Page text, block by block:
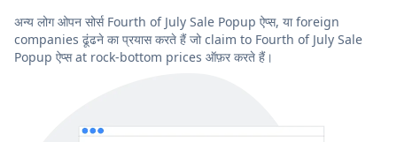
अन्य लोग ओपन सोर्स Fourth of July Sale Popup ऐप्स, या foreign
companies ढूंढने का प्रयास करते हैं जो claim to Fourth of July Sale
Popup ऐप्स at rock-bottom prices ऑफ़र करते हैं।